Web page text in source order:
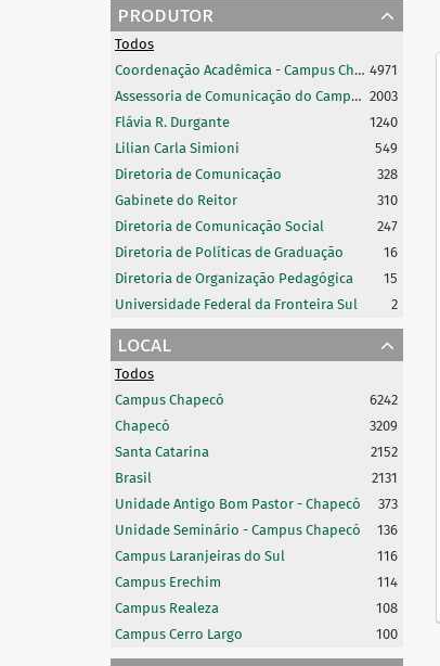
produtor
Todos
Coordenação Acadêmica - Campus Chapecó 4971
Assessoria de Comunicação do Campus Chapecó 2003
Flávia R. Durgante
1240
Lilian Carla Simioni
549
Diretoria de Comunicação
328
Gabinete do Reitor
310
Diretoria de Comunicação Social
247
Diretoria de Políticas de Graduação
16
Diretoria de Organização Pedagógica
15
Universidade Federal da Fronteira Sul
2
local
Todos
Campus Chapecó
6242
Chapecó
3209
Santa Catarina
2152
Brasil
2131
Unidade Antigo Bom Pastor - Chapecó
373
Unidade Seminário - Campus Chapecó
136
Campus Laranjeiras do Sul
116
Campus Erechim
114
Campus Realeza
108
Campus Cerro Largo
100